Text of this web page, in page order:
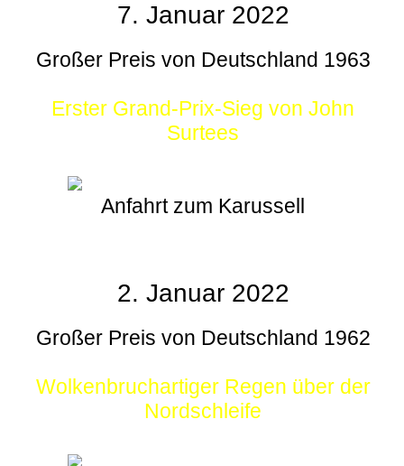
7. Januar 2022
Großer Preis von Deutschland 1963
Erster Grand-Prix-Sieg von John
Surtees
Anfahrt zum Karussell
2. Januar 2022
Großer Preis von Deutschland 1962
Wolkenbruchartiger Regen über der
Nordschleife